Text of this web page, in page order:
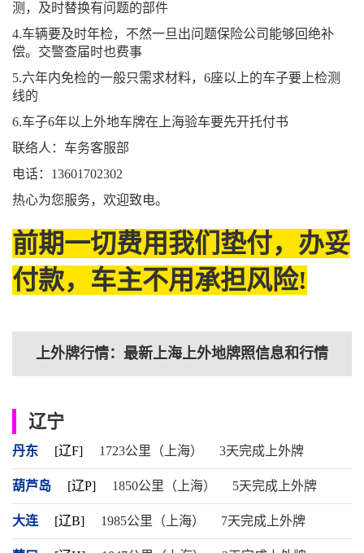
测，及时替换有问题的部件
4.车辆要及时年检，不然一旦出问题保险公司能够回绝补
偿。交警查届时也费事
5.六年内免检的一般只需求材料，6座以上的车子要上检测
线的
6.车子6年以上外地车牌在上海验车要先开托付书
联络人：车务客服部
电话：13601702302
热心为您服务，欢迎致电。
前期一切费用我们垫付，办妥
付款，车主不用承担风险!
上外牌行情：最新上海上外地牌照信息和行情
辽宁
丹东 [辽F] 1723公里（上海） 3天完成上外牌
葫芦岛 [辽P] 1850公里（上海） 5天完成上外牌
大连 [辽B] 1985公里（上海） 7天完成上外牌